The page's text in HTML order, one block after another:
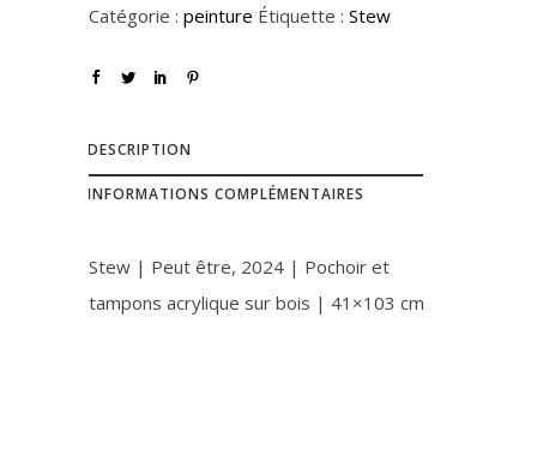
Catégorie : peinture Étiquette : Stew
DESCRIPTION
INFORMATIONS COMPLÉMENTAIRES
Stew | Peut être, 2024 | Pochoir et
tampons acrylique sur bois | 41×103 cm